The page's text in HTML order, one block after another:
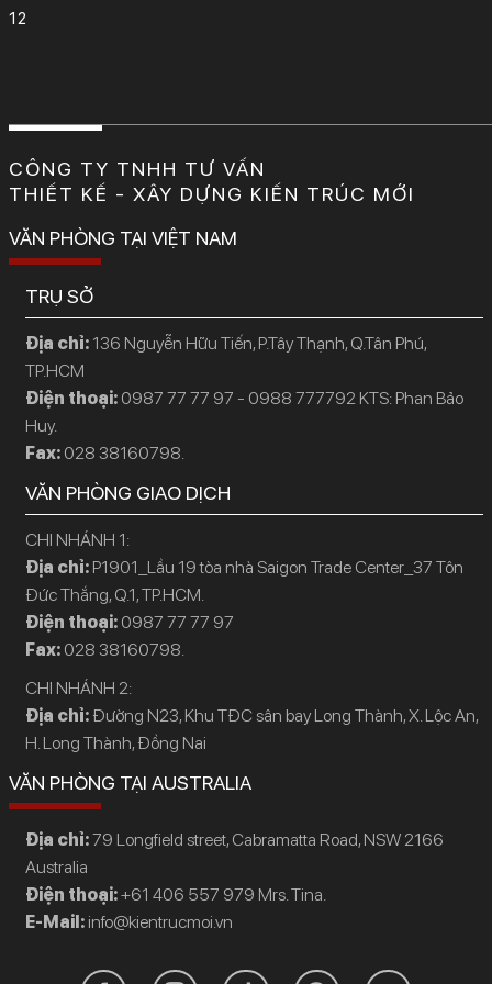
12
CÔNG TY TNHH TƯ VẤN
THIẾT KẾ - XÂY DỰNG KIẾN TRÚC MỚI
VĂN PHÒNG TẠI VIỆT NAM
TRỤ SỞ
Địa chỉ: 136 Nguyễn Hữu Tiến, P.Tây Thạnh, Q.Tân Phú,
TP.HCM
Điện thoại: 0987 77 77 97 - 0988 777792 KTS: Phan Bảo
Huy.
Fax: 028 38160798.
VĂN PHÒNG GIAO DỊCH
CHI NHÁNH 1:
Địa chỉ: P1901_Lầu 19 tòa nhà Saigon Trade Center_37 Tôn
Đức Thắng, Q.1, TP.HCM.
Điện thoại: 0987 77 77 97
Fax: 028 38160798.
CHI NHÁNH 2:
Địa chỉ:Đường N23, Khu TĐC sân bay Long Thành, X. Lộc An,
H. Long Thành, Đồng Nai
VĂN PHÒNG TẠI AUSTRALIA
Địa chỉ:79 Longfield street, Cabramatta Road, NSW 2166
Australia
Điện thoại:+61 406 557 979 Mrs. Tina.
E-Mail: info@kientrucmoi.vn